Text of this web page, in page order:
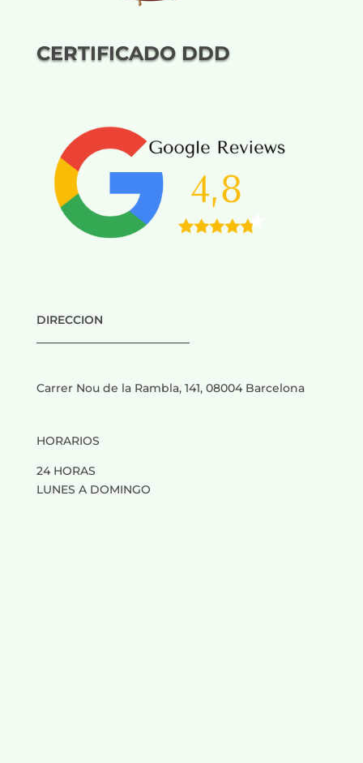
CERTIFICADO DDD
DIRECCION
Carrer Nou de la Rambla, 141, 08004 Barcelona
HORARIOS
24 HORAS
LUNES A DOMINGO